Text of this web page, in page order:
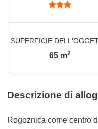
SUPERFICIE
65 m2
Descrizione di
Rogoznica come centro